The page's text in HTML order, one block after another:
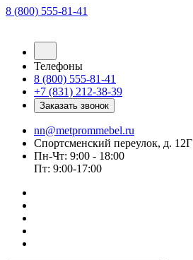
8 (800) 555-81-41
Телефоны
8 (800) 555-81-41
+7 (831) 212-38-39
Заказать звонок
nn@metprommebel.ru
Спортсменский переулок, д. 12Г
Пн-Чт: 9:00 - 18:00
Пт: 9:00-17:00